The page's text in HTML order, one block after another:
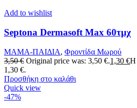
Add to wishlist
Septona Dermasoft Max 60τμχ
ΜΑΜΑ-ΠΑΙΔΙΑ, Φροντίδα Μωρού
3,50€ Original price was: 3,50 €.1,30 €Η
1,30 €.
Προσθήκη στο καλάθι
Quick view
-47%